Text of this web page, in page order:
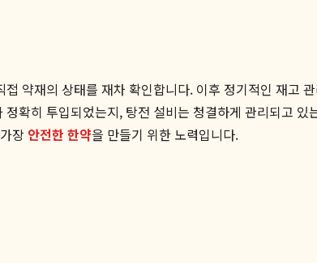
약재의 상태를 재차 확인합니다. 이후 정기적인 재고
확히 투입되었는지, 탕전 설비는 청결하게 관리되고 있
장 안전한 한약을 만들기 위한 노력입니다.